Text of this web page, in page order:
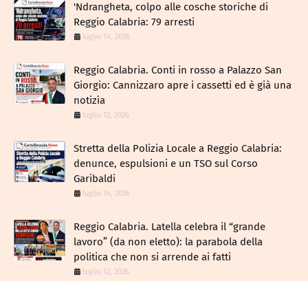
​'Ndrangheta, colpo alle cosche storiche di
Reggio Calabria: 79 arresti
luglio 14, 2026
Reggio Calabria. Conti in rosso a Palazzo San
Giorgio: Cannizzaro apre i cassetti ed è già una
notizia
luglio 12, 2026
​Stretta della Polizia Locale a Reggio Calabria:
denunce, espulsioni e un TSO sul Corso
Garibaldi
luglio 14, 2026
Reggio Calabria. Latella celebra il “grande
lavoro” (da non eletto): la parabola della
politica che non si arrende ai fatti
luglio 12, 2026